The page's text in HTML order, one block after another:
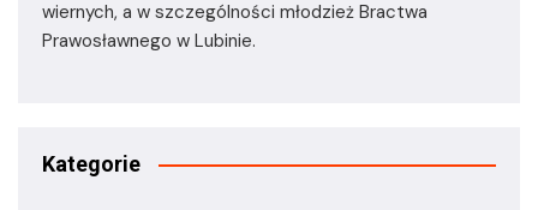
wiernych, a w szczególności młodzież Bractwa
Prawosławnego w Lubinie.
Kategorie